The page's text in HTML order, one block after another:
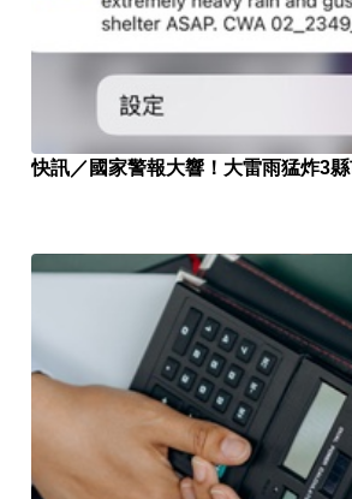
快訊／國家警報大響！大雷雨猛炸3